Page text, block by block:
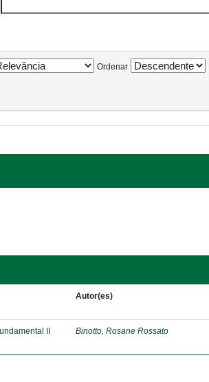
Ordenar
Autor(es)
II Binotto, Rosane Rossato